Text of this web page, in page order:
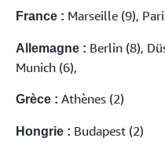
France : Marseille (9),
Allemagne : Berlin (8),
Munich (6),
Grèce : Athènes (2)
Hongrie : Budapest (2)